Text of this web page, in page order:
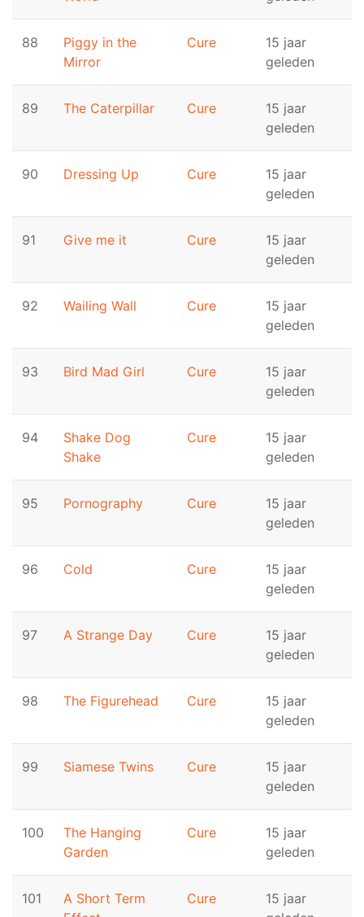
88
Piggy in the
Mirror
Cure
15 jaar
geleden
89 The Caterpillar Cure
15 jaar
geleden
90 Dressing Up Cure
15 jaar
geleden
91 Give me it Cure
15 jaar
geleden
92 Wailing Wall Cure
15 jaar
geleden
93 Bird Mad Girl Cure
15 jaar
geleden
94
Shake Dog
Shake
Cure
15 jaar
geleden
95 Pornography Cure
15 jaar
geleden
96 Cold Cure
15 jaar
geleden
97 A Strange Day Cure
15 jaar
geleden
98 The Figurehead Cure
15 jaar
geleden
99 Siamese Twins Cure
15 jaar
geleden
100
The Hanging
Garden
Cure
15 jaar
geleden
101
A Short Term
Cure
15 jaar